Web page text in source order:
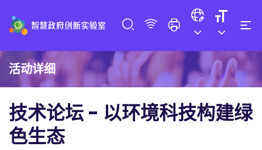
活动详细
技术论坛 - 以环境科技构建绿
色生态